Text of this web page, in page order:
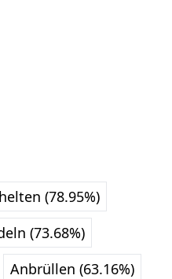
(78.95%)
(73.68%)
Anbrüllen (63.16%)